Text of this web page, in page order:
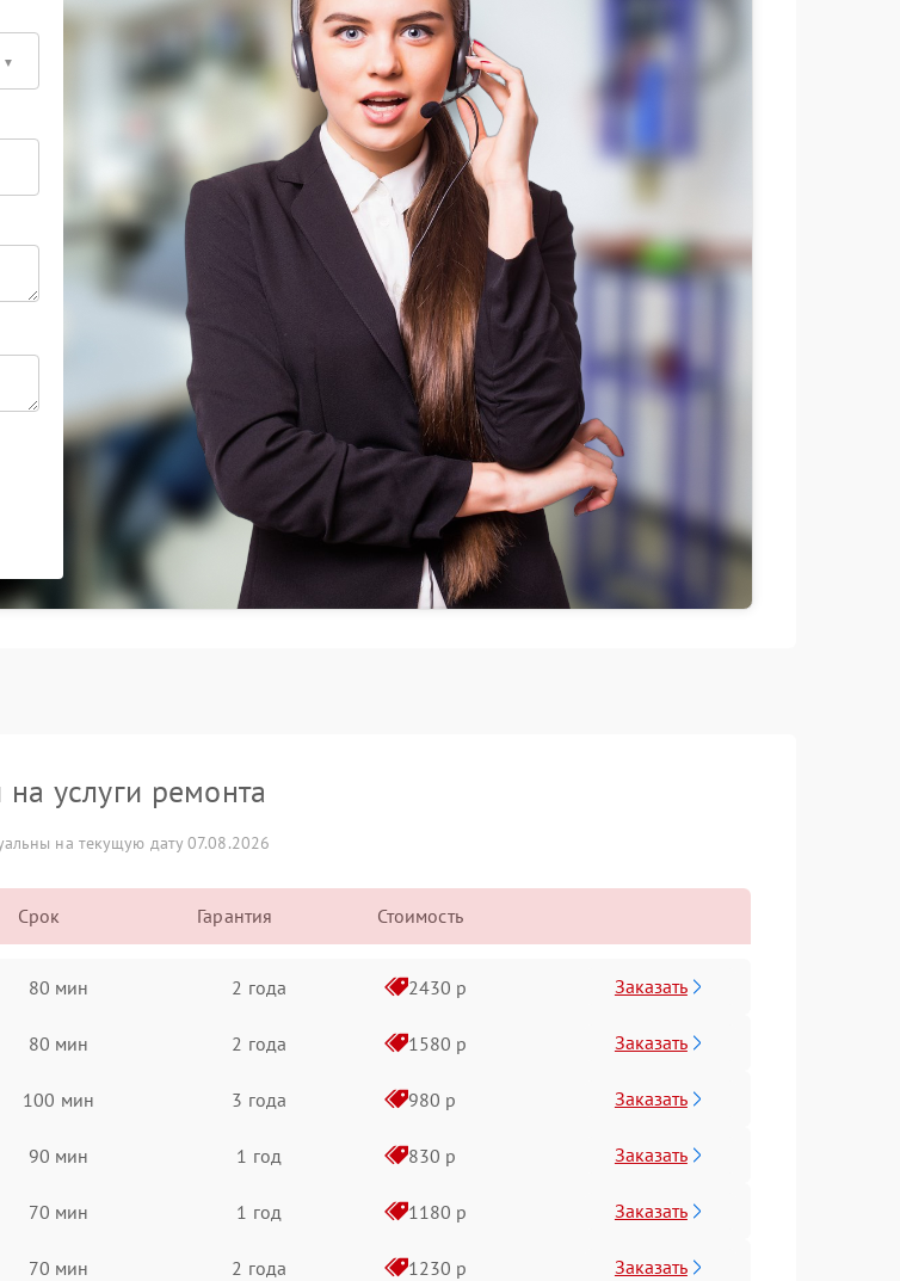
услуги ремонта
на текущую дату 07.08.2026
Срок Гарантия Стоимость
80 мин 2 года 2430 р Заказать
80 мин 2 года 1580 р Заказать
100 мин 3 года 980 р Заказать
90 мин 1 год 830 р Заказать
70 мин 1 год 1180 р Заказать
70 мин 2 года 1230 р Заказать